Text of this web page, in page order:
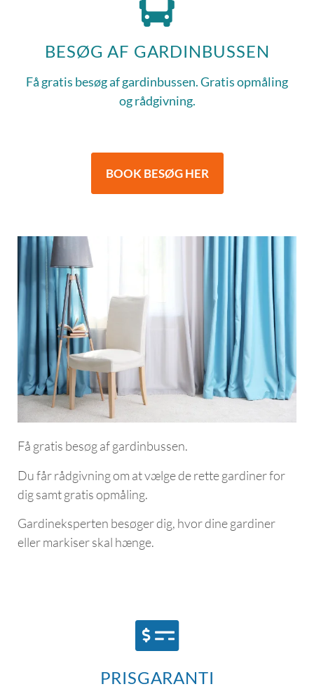
BESØG AF GARDINBUSSEN
Få gratis besøg af gardinbussen. Gratis opmåling
og rådgivning.
BOOK BESØG HER
Få gratis besøg af gardinbussen.
Du får rådgivning om at vælge de rette gardiner for
dig samt gratis opmåling.
Gardineksperten besøger dig, hvor dine gardiner
eller markiser skal hænge.
PRISGARANTI